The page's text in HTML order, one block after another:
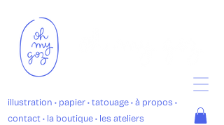
illustration • papier •tatouage•à propos •
contact• la boutique• les ateliers